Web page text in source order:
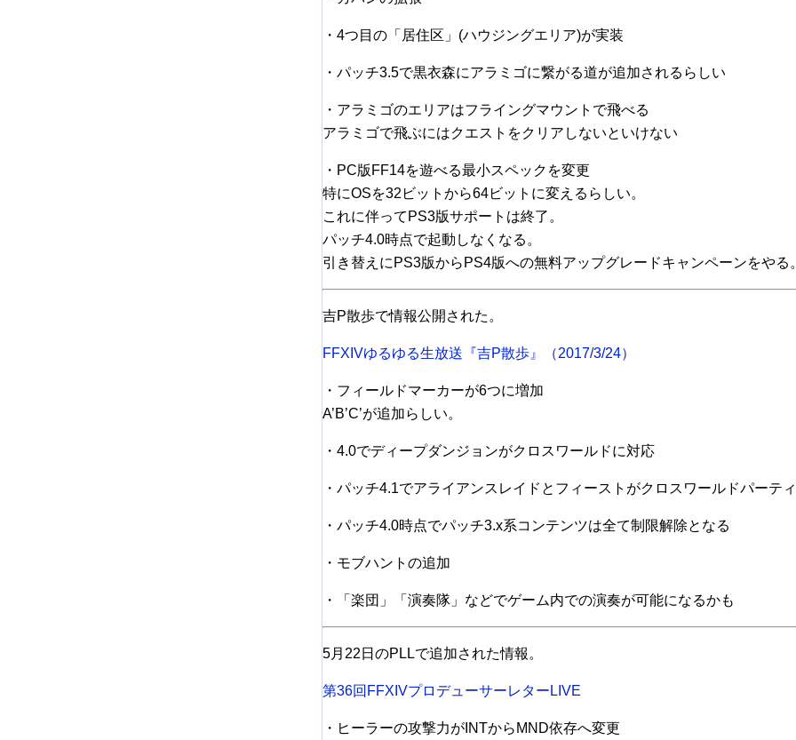
・4つ目の「居住区」(ハウジングエリア)が実装
・パッチ3.5で黒衣森にアラミゴに繋がる道が追加されるらしい
・アラミゴのエリアはフライングマウントで飛べる
アラミゴで飛ぶにはクエストをクリアしないといけない
・PC版FF14を遊べる最小スペックを変更
特にOSを32ビットから64ビットに変えるらしい。
これに伴ってPS3版サポートは終了。
パッチ4.0時点で起動しなくなる。
引き替えにPS3版からPS4版への無料アップグレードキャンペーンをやる
吉P散歩で情報公開された。
FFXIVゆるゆる生放送『吉P散歩』（2017/3/24）
・フィールドマーカーが6つに増加
A’B’C’が追加らしい。
・4.0でディープダンジョンがクロスワールドに対応
・パッチ4.1でアライアンスレイドとフィーストがクロスワールドパーテ
・パッチ4.0時点でパッチ3.x系コンテンツは全て制限解除となる
・モブハントの追加
・「楽団」「演奏隊」などでゲーム内での演奏が可能になるかも
5月22日のPLLで追加された情報。
第36回FFXIVプロデューサーレターLIVE
・ヒーラーの攻撃力がINTからMND依存へ変更